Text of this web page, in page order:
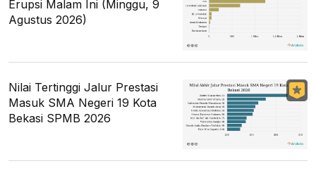
Erupsi Malam Ini (Minggu, 9
Agustus 2026)
Nilai Tertinggi Jalur Prestasi
Masuk SMA Negeri 19 Kota
Bekasi SPMB 2026